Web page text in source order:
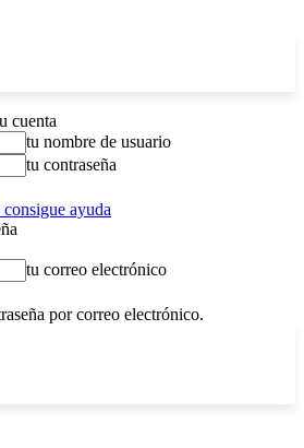
cuenta
tu nombre de usuario
tu contraseña
ayuda
tu correo electrónico
por correo electrónico.